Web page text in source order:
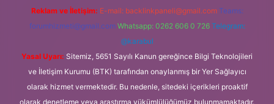
Reklam ve İletişim: E-mail: backlinkpaneli@gmail.com Teams:
forumhizmeti@gmail.com Whatsapp: 0262 606 0 726 Telegram:
@karabul
Yasal Uyarı: Sitemiz, 5651 Sayılı Kanun gereğince Bilgi Teknolojileri
ve İletişim Kurumu (BTK) tarafından onaylanmış bir Yer Sağlayıcı
olarak hizmet vermektedir. Bu nedenle, sitedeki içerikleri proaktif
olarak denetleme veya araştırma yükümlülüğümüz bulunmamaktadır.